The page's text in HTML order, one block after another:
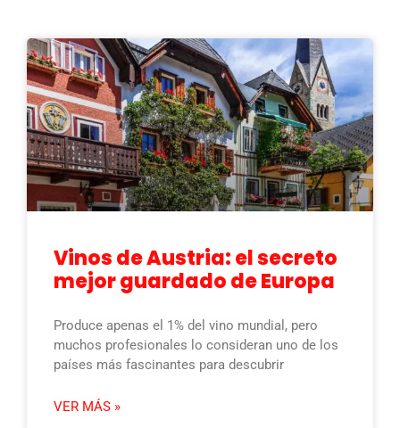
Vinos de Austria: el secreto
mejor guardado de Europa
Produce apenas el 1% del vino mundial, pero
muchos profesionales lo consideran uno de los
países más fascinantes para descubrir
VER MÁS »